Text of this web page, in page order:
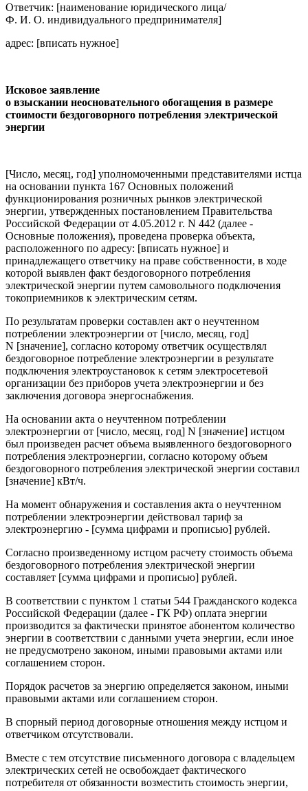
Ответчик: [наименование юридического лица/
Ф. И. О. индивидуального предпринимателя]
адрес: [вписать нужное]
Исковое заявление
о взыскании неосновательного обогащения в размере
стоимости бездоговорного потребления электрической
энергии
[Число, месяц, год] уполномоченными представителями истца
на основании пункта 167 Основных положений
функционирования розничных рынков электрической
энергии, утвержденных постановлением Правительства
Российской Федерации от 4.05.2012 г. N 442 (далее -
Основные положения), проведена проверка объекта,
расположенного по адресу: [вписать нужное] и
принадлежащего ответчику на праве собственности, в ходе
которой выявлен факт бездоговорного потребления
электрической энергии путем самовольного подключения
токоприемников к электрическим сетям.
По результатам проверки составлен акт о неучтенном
потреблении электроэнергии от [число, месяц, год]
N [значение], согласно которому ответчик осуществлял
бездоговорное потребление электроэнергии в результате
подключения электроустановок к сетям электросетевой
организации без приборов учета электроэнергии и без
заключения договора энергоснабжения.
На основании акта о неучтенном потреблении
электроэнергии от [число, месяц, год] N [значение] истцом
был произведен расчет объема выявленного бездоговорного
потребления электроэнергии, согласно которому объем
бездоговорного потребления электрической энергии составил
[значение] кВт/ч.
На момент обнаружения и составления акта о неучтенном
потреблении электроэнергии действовал тариф за
электроэнергию - [сумма цифрами и прописью] рублей.
Согласно произведенному истцом расчету стоимость объема
бездоговорного потребления электрической энергии
составляет [сумма цифрами и прописью] рублей.
В соответствии с пунктом 1 статьи 544 Гражданского кодекса
Российской Федерации (далее - ГК РФ) оплата энергии
производится за фактически принятое абонентом количество
энергии в соответствии с данными учета энергии, если иное
не предусмотрено законом, иными правовыми актами или
соглашением сторон.
Порядок расчетов за энергию определяется законом, иными
правовыми актами или соглашением сторон.
В спорный период договорные отношения между истцом и
ответчиком отсутствовали.
Вместе с тем отсутствие письменного договора с владельцем
электрических сетей не освобождает фактического
потребителя от обязанности возместить стоимость энергии,